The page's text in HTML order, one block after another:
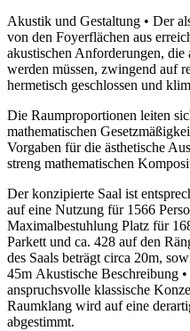
Akustik und Gestaltung • Der
von den Foyerflächen aus
akustischen Anforderungen, die
werden müssen, zwingend auf
hermetisch geschlossen und
Die Raumproportionen leiten
mathematischen
Vorgaben für die ästhetische
streng mathematischen
Der konzipierte Saal ist
auf eine Nutzung für 1566
Maximalbestuhlung Platz für
Parkett und ca. 428 auf den
des Saals beträgt circa 20m,
45m Akustische Beschreibung
anspruchsvolle klassische
Raumklang wird auf eine
abgestimmt.